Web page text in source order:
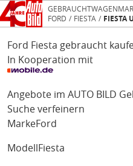
FORD
FIESTA FIESTA
Ford Fiesta gebraucht
In Kooperation mit
Angebote im AUTO BILD
Suche verfeinern
MarkeFord
Modell Fiesta